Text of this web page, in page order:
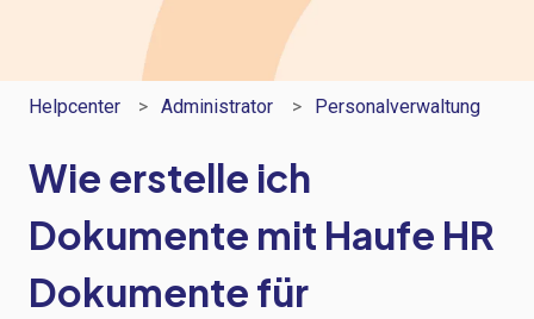
Helpcenter Administrator Personalverwaltung
Wie erstelle ich
Dokumente mit Haufe HR
Dokumente für